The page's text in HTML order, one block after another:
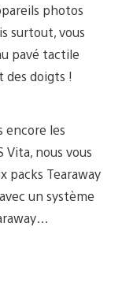
photos
surtout, vous
pavé tactile
des doigts !
encore les
Vita, nous vous
packs Tearaway
un système